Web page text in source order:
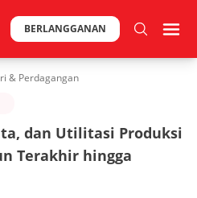
BERLANGGANAN
& Perdagangan
dan Utilitasi Produksi
Terakhir hingga